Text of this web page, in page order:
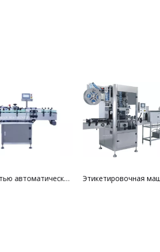
Полностью автоматическая этикетировочная машина для стеклянных и пластиковых бутылок